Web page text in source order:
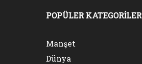
POPÜLER KATEGORİLER
Manşet
Dünya